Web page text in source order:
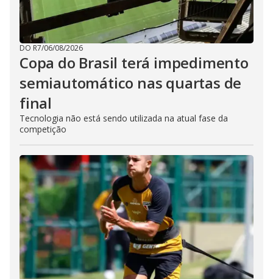
DO R7/06/08/2026
Copa do Brasil terá impedimento
semiautomático nas quartas de
final
Tecnologia não está sendo utilizada na atual fase da
competição